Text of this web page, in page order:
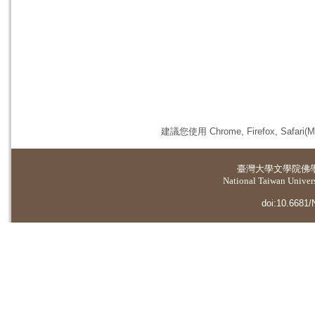
建議您使用 Chrome, Firefox,
臺灣大學文學院佛
National Taiwan
doi:10.6681/